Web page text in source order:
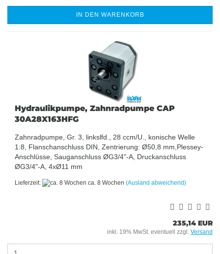
IN DEN WARENKORB
Hydraulikpumpe, Zahnradpumpe CAP
30A28X163HFG
Zahnradpumpe, Gr. 3, linkslfd., 28 ccm/U., konische Welle
1:8, Flanschanschluss DIN, Zentrierung: Ø50,8 mm,Plessey-
Anschlüsse, Sauganschluss ØG3/4"-A, Druckanschluss
ØG3/4"-A, 4xØ11 mm
Lieferzeit: ca. 8 Wochen (Ausland abweichend)
235,14 EUR
inkl. 19% MwSt. eventuell zzgl. Versand